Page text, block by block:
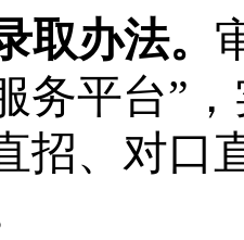
取办法。
务平台”
招、对口